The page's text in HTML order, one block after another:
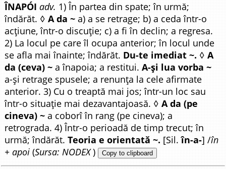
ÎNAPÓI adv. 1) În partea din spate; în urmă;
îndărăt. ◊A da ~a) a se retrage; b) a ceda într-o
acțiune, într-o discuție; c) a fi în declin; a regresa.
2) La locul pe care îl ocupa anterior; în locul unde
se afla mai înainte; îndărăt. Du-te imediat ~. ◊A
da (ceva) ~ a înapoia; a restitui.A-și lua vorba ~
a-și retrage spusele; a renunța la cele afirmate
anterior. 3) Cu o treaptă mai jos; într-un loc sau
într-o situație mai dezavantajoasă. ◊A da (pe
cineva) ~ a coborî în rang (pe cineva); a
retrograda. 4) Într-o perioadă de timp trecut; în
urmă; îndărăt.Teoria e orientată ~. [Sil.în-a-] /în
+ apoi (Sursa: NODEX) Copy to clipboard